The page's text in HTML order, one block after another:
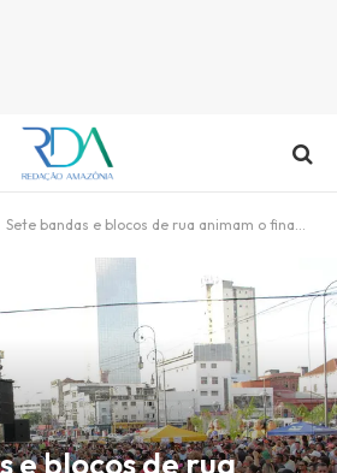
Sete bandas e blocos de rua animam o final de semana em clima de Carnaval
e blocos de rua